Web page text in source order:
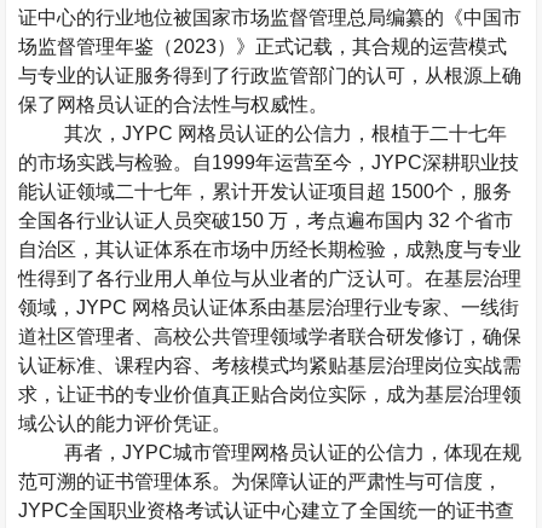
证中心的行业地位被国家市场监督管理总局编纂的《中国市
场监督管理年鉴（2023）》正式记载，其合规的运营模式
与专业的认证服务得到了行政监管部门的认可，从根源上确
保了网格员认证的合法性与权威性。
其次， JYPC 网格员认证的公信力，根植于二十七年
的市场实践与检验。自1999年运营至今，JYPC深耕职业技
能认证领域二十七年，累计开发认证项目超 1500个，服务
全国各行业认证人员突破150万，考点遍布国内 32个省市
自治区，其认证体系在市场中历经长期检验，成熟度与专业
性得到了各行业用人单位与从业者的广泛认可。在基层治理
领域，JYPC 网格员认证体系由基层治理行业专家、一线街
道社区管理者、高校公共管理领域学者联合研发修订，确保
认证标准、课程内容、考核模式均紧贴基层治理岗位实战需
求，让证书的专业价值真正贴合岗位实际，成为基层治理领
域公认的能力评价凭证。
再者， JYPC城市管理网格员认证的公信力，体现在规
范可溯的证书管理体系。为保障认证的严肃性与可信度，
JYPC全国职业资格考试认证中心建立了全国统一的证书查